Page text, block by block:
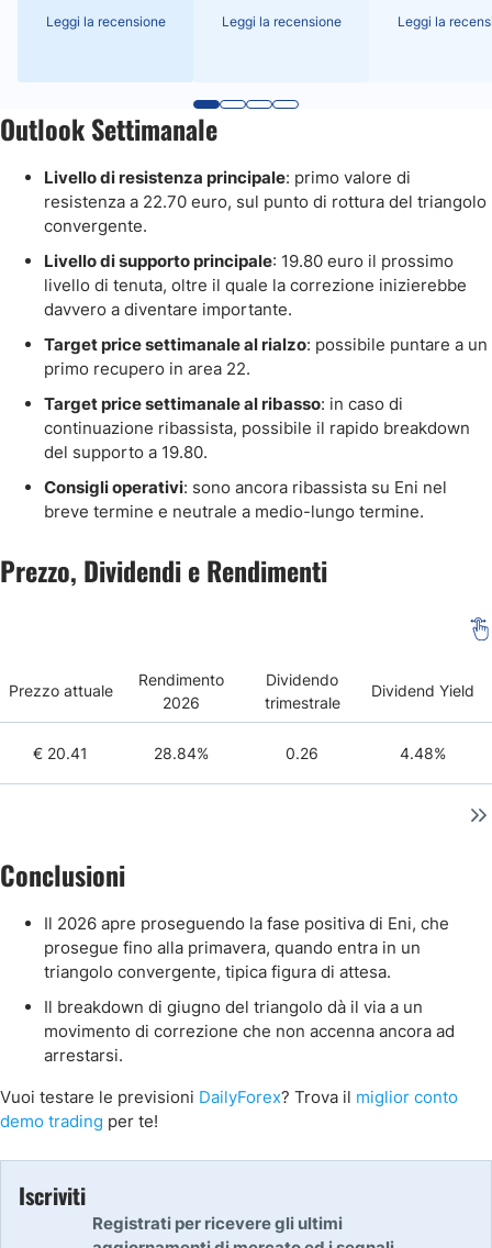
Leggi la recensione Leggi la recensione Leggi la
Outlook Settimanale
Livello di resistenza principale: primo valore di
resistenza a 22.70 euro, sul punto di rottura del triangolo
convergente.
Livello di supporto principale: 19.80 euro il prossimo
livello di tenuta, oltre il quale la correzione inizierebbe
davvero a diventare importante.
Target price settimanale al rialzo: possibile puntare a un
primo recupero in area 22.
Target price settimanale al ribasso: in caso di
continuazione ribassista, possibile il rapido breakdown
del supporto a 19.80.
Consigli operativi: sono ancora ribassista su Eni nel
breve termine e neutrale a medio-lungo termine.
Prezzo, Dividendi e Rendimenti
Prezzo attuale
Rendimento
2026
Dividendo
trimestrale
Dividend Yield
€ 20.41 28.84% 0.26 4.48%
Conclusioni
Il 2026 apre proseguendo la fase positiva di Eni, che
prosegue fino alla primavera, quando entra in un
triangolo convergente, tipica figura di attesa.
Il breakdown di giugno del triangolo dà il via a un
movimento di correzione che non accenna ancora ad
arrestarsi.
Vuoi testare le previsioni DailyForex? Trova il miglior conto
demo trading per te!
Iscriviti
Registrati per ricevere gli ultimi